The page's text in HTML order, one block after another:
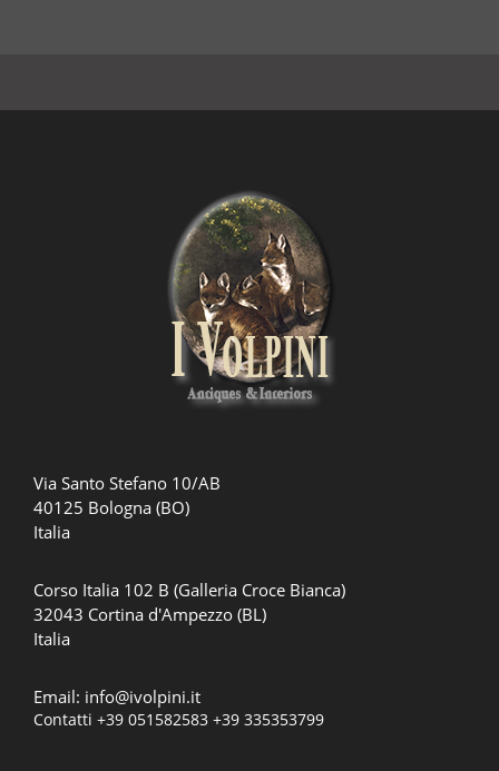
Via Santo Stefano 10/AB
40125 Bologna (BO)
Italia
Corso Italia 102 B (Galleria Croce Bianca)
32043 Cortina d'Ampezzo (BL)
Italia
Email: info@ivolpini.it
Contatti +39 051582583 +39 335353799